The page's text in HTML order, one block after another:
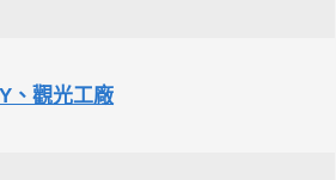
、觀光工廠